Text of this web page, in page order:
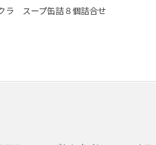
ラ スープ缶詰８個詰合せ